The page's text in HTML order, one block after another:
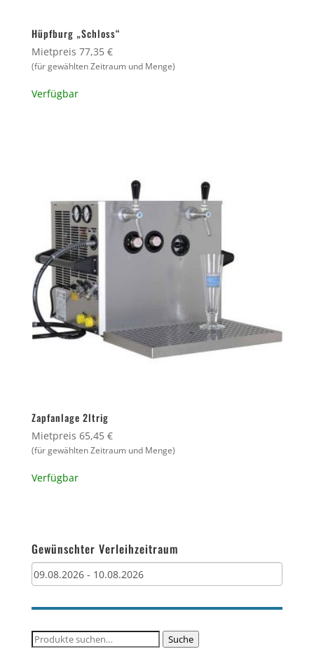
Hüpfburg „Schloss“
Mietpreis 77,35 €
(für gewählten Zeitraum und Menge)
Verfügbar
Zapfanlage 2ltrig
Mietpreis 65,45 €
(für gewählten Zeitraum und Menge)
Verfügbar
Gewünschter Verleihzeitraum
Suche
Suche